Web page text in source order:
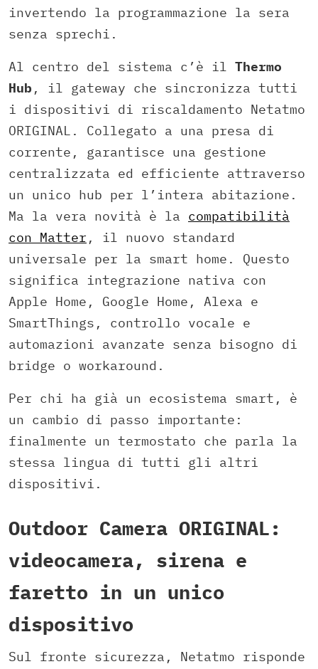
invertendo la programmazione la sera
senza sprechi.​
Al centro del sistema c’è il Thermo
Hub , il gateway che sincronizza tutti
i dispositivi di riscaldamento Netatmo
ORIGINAL. Collegato a una presa di
corrente, garantisce una gestione
centralizzata ed efficiente attraverso
un unico hub per l’intera abitazione.
Ma la vera novità è la compatibilità
con Matter , il nuovo standard
universale per la smart home. Questo
significa integrazione nativa con
Apple Home, Google Home, Alexa e
SmartThings, controllo vocale e
automazioni avanzate senza bisogno di
bridge o workaround.
Per chi ha già un ecosistema smart, è
un cambio di passo importante:
finalmente un termostato che parla la
stessa lingua di tutti gli altri
dispositivi.
Outdoor Camera ORIGINAL:
videocamera, sirena e
faretto in un unico
dispositivo
Sul fronte sicurezza, Netatmo risponde